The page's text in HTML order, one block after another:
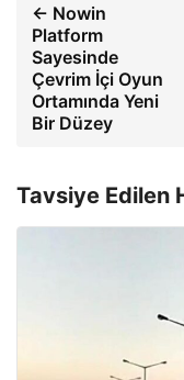
← Nowin
Platform
Sayesinde
Çevrim İçi Oyun
Ortamında Yeni
Bir Düzey
Tavsiye Edilen